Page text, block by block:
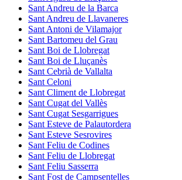
Sant Andreu de la Barca
Sant Andreu de Llavaneres
Sant Antoni de Vilamajor
Sant Bartomeu del Grau
Sant Boi de Llobregat
Sant Boi de Lluçanès
Sant Cebrià de Vallalta
Sant Celoni
Sant Climent de Llobregat
Sant Cugat del Vallès
Sant Cugat Sesgarrigues
Sant Esteve de Palautordera
Sant Esteve Sesrovires
Sant Feliu de Codines
Sant Feliu de Llobregat
Sant Feliu Sasserra
Sant Fost de Campsentelles